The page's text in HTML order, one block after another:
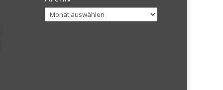
Archiv